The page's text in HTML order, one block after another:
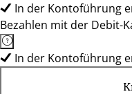
In der Kontoführung
Bezahlen mit der Debit-
In der Kontoführung